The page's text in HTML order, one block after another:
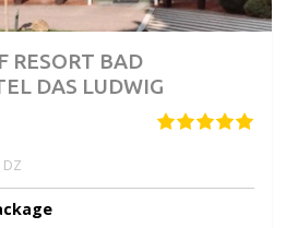
RESORT BAD
DAS LUDWIG